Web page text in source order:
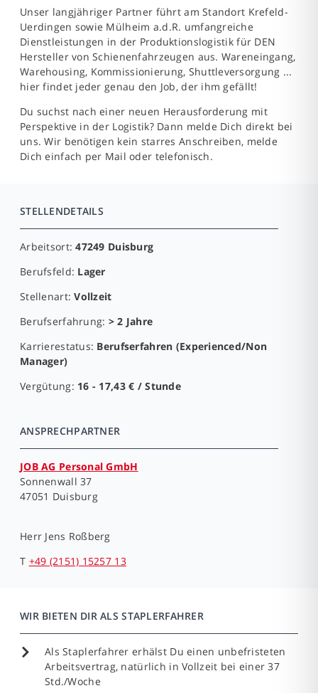
Unser langjähriger Partner führt am Standort Krefeld-
Uerdingen sowie Mülheim a.d.R. umfangreiche
Dienstleistungen in der Produktionslogistik für DEN
Hersteller von Schienenfahrzeugen aus. Wareneingang,
Warehousing, Kommissionierung, Shuttleversorgung ...
hier findet jeder genau den Job, der ihm gefällt!
Du suchst nach einer neuen Herausforderung mit
Perspektive in der Logistik? Dann melde Dich direkt bei
uns. Wir benötigen kein starres Anschreiben, melde
Dich einfach per Mail oder telefonisch.
STELLENDETAILS
Arbeitsort:47249 Duisburg
Berufsfeld: Lager
Stellenart:Vollzeit
Berufserfahrung: > 2 Jahre
Karrierestatus: Berufserfahren (Experienced/Non
Manager)
Vergütung: 16 - 17,43 € / Stunde
ANSPRECHPARTNER
JOB AG Personal GmbH
Sonnenwall 37
47051 Duisburg
Herr Jens Roßberg
T +49 (2151) 15257 13
WIR BIETEN DIR ALS STAPLERFAHRER
Als Staplerfahrer erhälst Du einen unbefristeten
Arbeitsvertrag, natürlich in Vollzeit bei einer 37
Std./Woche